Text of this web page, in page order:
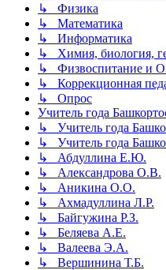
↳ Физика
↳ Математика
↳ Информатика
↳ Химия, биология,
↳ Физвоспитание и
↳ Коррекционная
↳ Опрос
Учитель года
↳ Учитель года
↳ Учитель года
↳ Абдуллина Е.Ю.
↳ Александрова О.В.
↳ Аникина О.О.
↳ Ахмадуллина Л.Р.
↳ Байгужина Р.З.
↳ Беляева А.Е.
↳ Валеева Э.А.
↳ Вершинина Т.Б.